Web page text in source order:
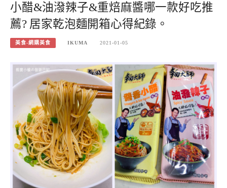
小醋&油潑辣子&重焙麻醬哪一款好吃推
薦? 居家乾泡麵開箱心得紀錄。
美食-網購美食 IKUMA 2021-01-05